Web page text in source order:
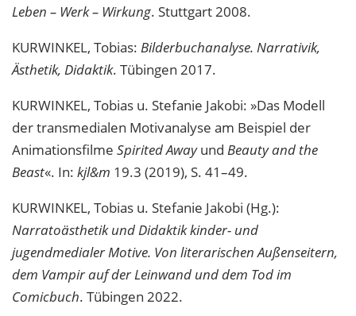
Leben – Werk – Wirkung. Stuttgart 2008.
KURWINKEL, Tobias: Bilderbuchanalyse. Narrativik,
Ästhetik, Didaktik. Tübingen 2017.
KURWINKEL, Tobias u. Stefanie Jakobi: »Das Modell
der transmedialen Motivanalyse am Beispiel der
Animationsfilme Spirited Awayund Beauty and the
Beast«. In: kjl&m 19.3 (2019), S. 41–49.
KURWINKEL, Tobias u. Stefanie Jakobi (Hg.):
Narratoästhetik und Didaktik kinder- und
jugendmedialer Motive. Von literarischen Außenseitern,
dem Vampir auf der Leinwand und dem Tod im
Comicbuch. Tübingen 2022.